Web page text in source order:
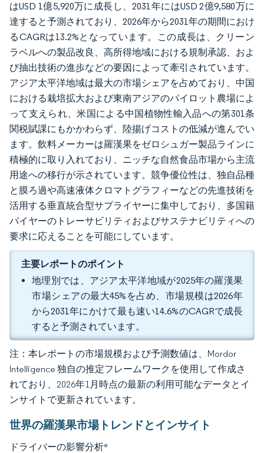
はUSD 1億5,920万に成長し、2031年にはUSD 2億9,580万に
達すると予測されており、2026年から2031年の期間におけ
るCAGRは13.2%となっています。この成長は、クリーン
ラベルへの製品改良、高所得地域における規制承認、およ
び抽出技術の進歩などの要因によって牽引されています。
アジア太平洋地域は最大の市場シェアを占めており、中国
における栽培拡大および東南アジアのパイロット農場によ
って支えられ、米国による中国植物性輸入品への第301条
関税賦課にもかかわらず、陸揚げコストの低減が進んでい
ます。飲料メーカーは羅漢果をゼロシュガー製品ラインに
積極的に取り入れており、ニッチな自然食品市場から主流
用途への移行が示されています。競争優位性は、独自品種
と膜ろ過や高速液体クロマトグラフィーなどの先進技術を
活用する垂直統合型サプライヤーに集中しており、多国籍
バイヤーのトレーサビリティおよびサステナビリティへの
要求に応えることを可能にしています。
主要レポートのポイント
地理別では、アジア太平洋地域が2025年の羅漢果
市場シェアの最大45%を占め、市場規模は2026年
から2031年にかけて最も速い14.6%のCAGRで成長
すると予測されています。
注：本レポートの市場規模および予測数値は、Mordor
Intelligence 独自の推定フレームワークを使用して作成さ
れており、2026年1月時点の最新の利用可能なデータとイ
ンサイトで更新されています。
世界の羅漢果市場トレンドとインサイト
ドライバーの影響分析*